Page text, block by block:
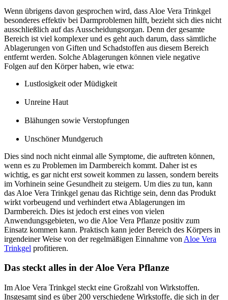
Wenn übrigens davon gesprochen wird, dass Aloe Vera Trinkgel
besonderes effektiv bei Darmproblemen hilft, bezieht sich dies nicht
ausschließlich auf das Ausscheidungsorgan. Denn der gesamte
Bereich ist viel komplexer und es geht auch darum, dass sämtliche
Ablagerungen von Giften und Schadstoffen aus diesem Bereich
entfernt werden. Solche Ablagerungen können viele negative
Folgen auf den Körper haben, wie etwa:
Lustlosigkeit oder Müdigkeit
Unreine Haut
Blähungen sowie Verstopfungen
Unschöner Mundgeruch
Dies sind noch nicht einmal alle Symptome, die auftreten können,
wenn es zu Problemen im Darmbereich kommt. Daher ist es
wichtig, es gar nicht erst soweit kommen zu lassen, sondern bereits
im Vorhinein seine Gesundheit zu steigern. Um dies zu tun, kann
das Aloe Vera Trinkgel genau das Richtige sein, denn das Produkt
wirkt vorbeugend und verhindert etwa Ablagerungen im
Darmbereich. Dies ist jedoch erst eines von vielen
Anwendungsgebieten, wo die Aloe Vera Pflanze positiv zum
Einsatz kommen kann. Praktisch kann jeder Bereich des Körpers in
irgendeiner Weise von der regelmäßigen Einnahme von Aloe Vera
Trinkgel profitieren.
Das steckt alles in der Aloe Vera Pflanze
Im Aloe Vera Trinkgel steckt eine Großzahl von Wirkstoffen.
Insgesamt sind es über 200 verschiedene Wirkstoffe, die sich in der